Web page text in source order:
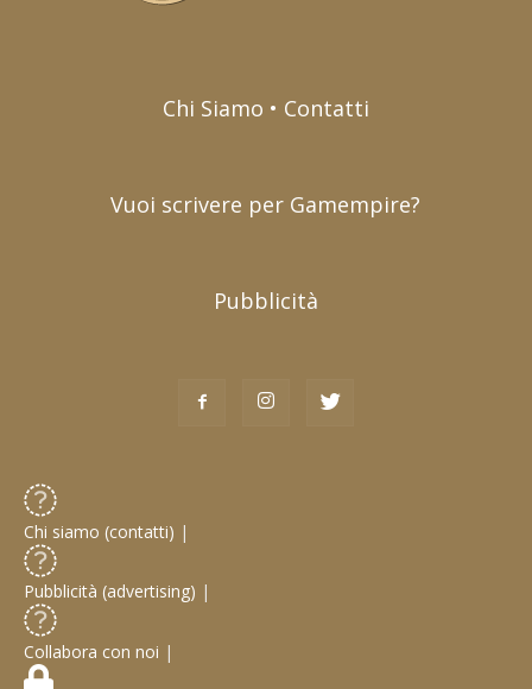
Chi Siamo • Contatti
Vuoi scrivere per Gamempire?
Pubblicità
Chi siamo (contatti) |
Pubblicità (advertising) |
Collabora con noi |